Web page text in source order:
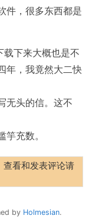
件，很多东西都是
载下来大概也是不
年，我竟然大二快
无头的信。这不
竽充数。
查看和发表评论请
by Holmesian.